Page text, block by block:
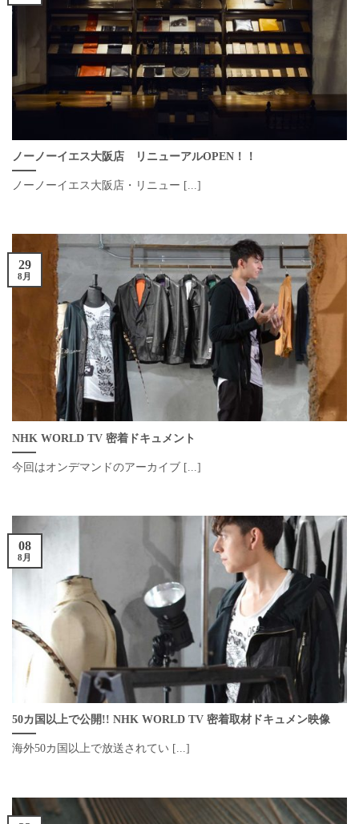
ノーノーイエス大阪店 リニューアルOPEN！！
ノーノーイエス大阪店・リニュー [...]
NHK WORLD TV 密着ドキュメント
今回はオンデマンドのアーカイブ [...]
29
8月
50カ国以上で公開!! NHK WORLD TV 密着取材ドキュメン映像
海外50カ国以上で放送されてい [...]
08
8月